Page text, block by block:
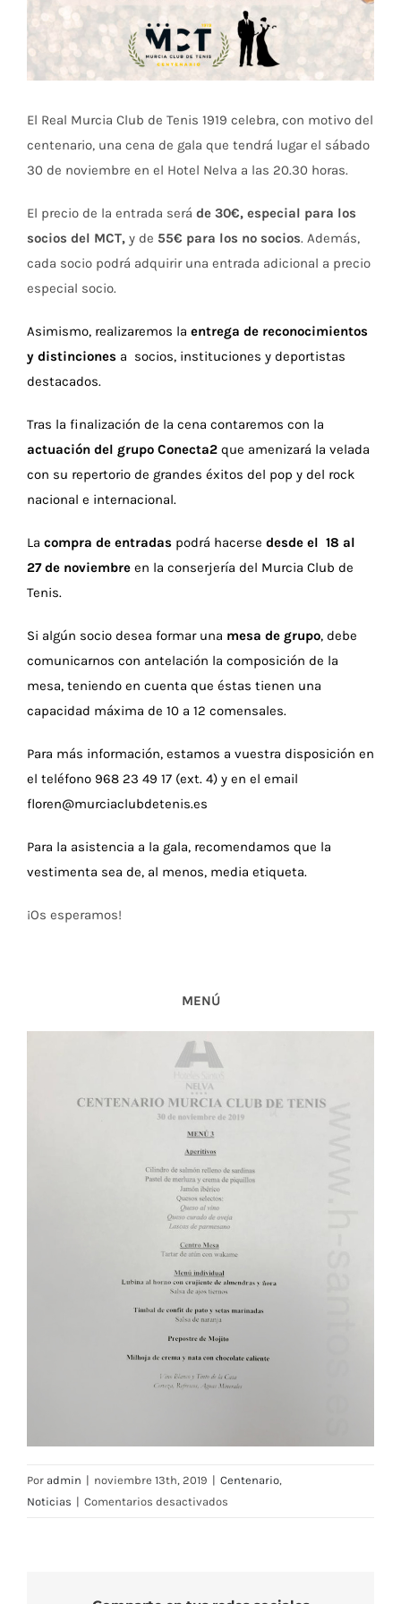
El Real Murcia Club de Tenis 1919 celebra, con motivo del
centenario, una cena de gala que tendrá lugar el sábado
30 de noviembre en el Hotel Nelva a las 20.30 horas.
El precio de la entrada será de 30€, especial para los
socios del MCT, y de 55€ para los no socios. Además,
cada socio podrá adquirir una entrada adicional a precio
especial socio.
Asimismo, realizaremos la entrega de reconocimientos
y distinciones a socios, instituciones y deportistas
destacados.
Tras la finalización de la cena contaremos con la
actuación del grupo Conecta2 que amenizará la velada
con su repertorio de grandes éxitos del pop y del rock
nacional e internacional.
La compra de entradas podrá hacerse desde el 18 al
27 de noviembre en la conserjería del Murcia Club de
Tenis.
Si algún socio desea formar una mesa de grupo, debe
comunicarnos con antelación la composición de la
mesa, teniendo en cuenta que éstas tienen una
capacidad máxima de 10 a 12 comensales.
Para más información, estamos a vuestra disposición en
el teléfono 968 23 49 17 (ext. 4) y en el email
floren@murciaclubdetenis.es
Para la asistencia a la gala, recomendamos que la
vestimenta sea de, al menos, media etiqueta.
¡Os esperamos!
MENÚ
Por admin | noviembre 13th, 2019 | Centenario,
Noticias | Comentarios desactivados